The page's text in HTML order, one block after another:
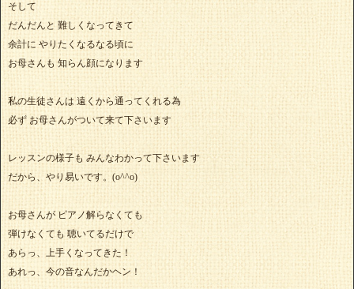
そして
だんだんと 難しくなってきて
余計に やりたくなるなる頃に
お母さんも 知らん顔になります
私の生徒さんは 遠くから通ってくれる為
必ず お母さんがついて来て下さいます
レッスンの様子も みんなわかって下さいます
だから、やり易いです。(o^^o)
お母さんが ピアノ解らなくても
弾けなくても 聴いてるだけで
あらっ、上手くなってきた！
あれっ、今の音なんだかヘン！